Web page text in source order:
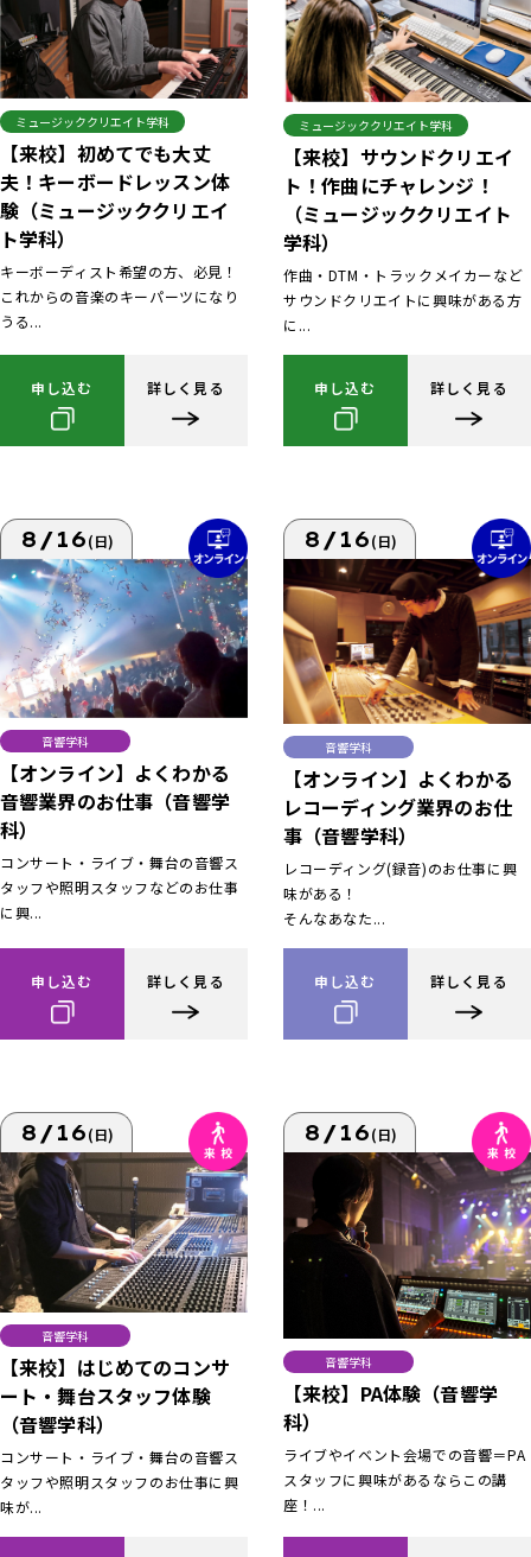
ミュージッククリエイト学科
【来校】初めてでも大丈
夫！キーボードレッスン体
験（ミュージッククリエイ
ト学科）
キーボーディスト希望の方、必見！
これからの音楽のキーパーツになり
うる...
申し込む 詳しく見る
ミュージッククリエイト学科
【来校】サウンドクリエイ
ト！作曲にチャレンジ！
（ミュージッククリエイト
学科）
作曲・DTM・トラックメイカーなど
サウンドクリエイトに興味がある方
に...
申し込む 詳しく見る
8/16(日)
音響学科
【オンライン】よくわかる
音響業界のお仕事（音響学
科）
コンサート・ライブ・舞台の音響ス
タッフや照明スタッフなどのお仕事
に興...
申し込む 詳しく見る
8/16(日)
音響学科
【オンライン】よくわかる
レコーディング業界のお仕
事（音響学科）
レコーディング(録音)のお仕事に興
味がある！
そんなあなた...
申し込む 詳しく見る
8/16(日)
音響学科
【来校】はじめてのコンサ
ート・舞台スタッフ体験
（音響学科）
コンサート・ライブ・舞台の音響ス
タッフや照明スタッフのお仕事に興
味が...
8/16(日)
音響学科
【来校】PA体験（音響学
科）
ライブやイベント会場での音響＝PA
スタッフに興味があるならこの講
座！...